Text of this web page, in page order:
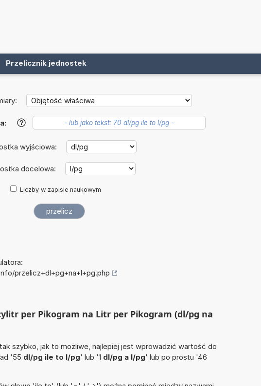
Przelicznik jednostek
?
wyjściowa:
docelowa:
Liczby w zapisie naukowym
przelicz+dl+pg+na+l+pg.php
per Pikogram na Litr per Pikogram (dl/pg na
szybko, jak to możliwe, najlepiej jest wprowadzić wartość do
'55 dl/pg ile to l/pg' lub '1 dl/pg a l/pg' lub po prostu '46